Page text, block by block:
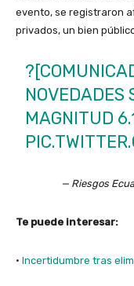
evento, se registraron
privados, un bien
NOVEDADES
MAGNITUD
— Riesgos
Te puede interesar:
· Incertidumbre tras